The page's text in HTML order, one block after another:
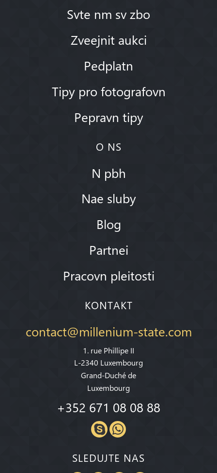
Svte nm sv zbo
Zveejnit aukci
Pedplatn
Tipy pro fotografovn
Pepravn tipy
O NS
N pbh
Nae sluby
Blog
Partnei
Pracovn pleitosti
KONTAKT
contact@millenium-state.com
1. rue Phillipe II
L-2340 Luxembourg
Grand-Duché de
Luxembourg
+352 671 08 08 88
SLEDUJTE NAS